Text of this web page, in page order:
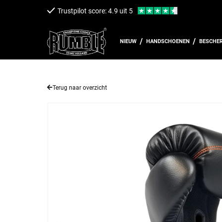
naar de contentTrustpilot score: 4.9 uit 5
NIEUW HANDSCHOENEN
Terug naar overzicht